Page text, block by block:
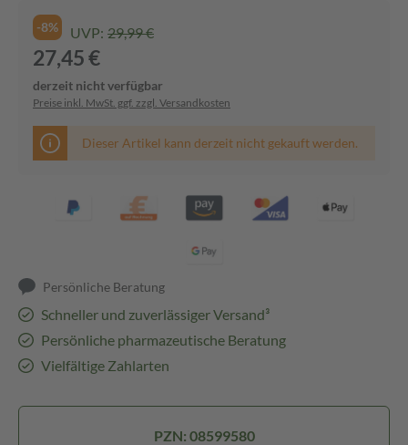
-8% UVP: 29,99 €
27,45 €
derzeit nicht verfügbar
Preise inkl. MwSt. ggf. zzgl. Versandkosten
Dieser Artikel kann derzeit nicht gekauft werden.
Persönliche Beratung
Schneller und zuverlässiger Versand³
Persönliche pharmazeutische Beratung
Vielfältige Zahlarten
PZN: 08599580